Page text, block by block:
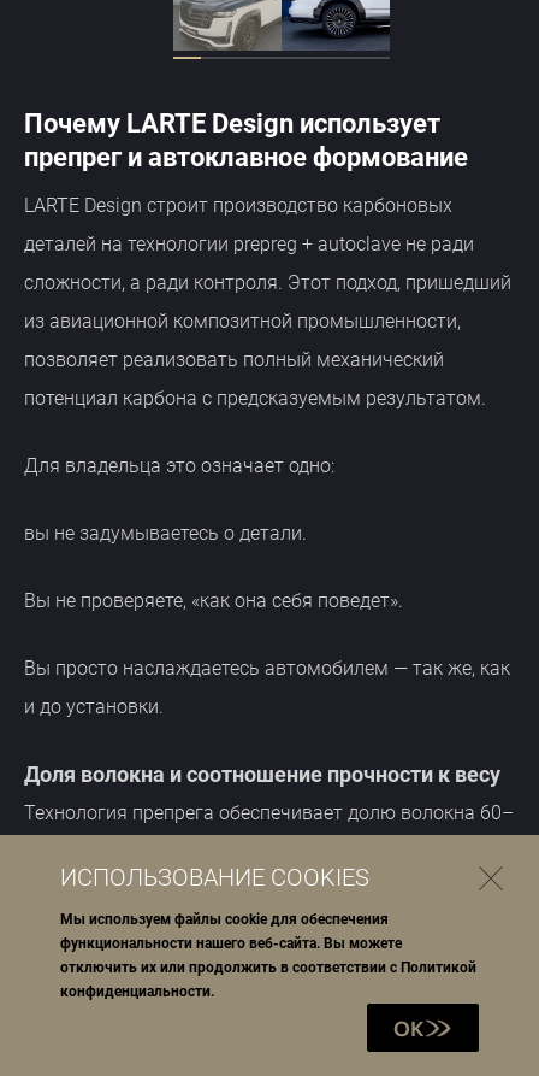
Почему LARTE Design использует
препрег и автоклавное формование
LARTE Design строит производство карбоновых
деталей на технологии prepreg + autoclave не ради
сложности, а ради контроля. Этот подход, пришедший
из авиационной композитной промышленности,
позволяет реализовать полный механический
потенциал карбона с предсказуемым результатом.
Для владельца это означает одно:
вы не задумываетесь о детали.
Вы не проверяете, «как она себя поведет».
Вы просто наслаждаетесь автомобилем — так же, как
и до установки.
Доля волокна и соотношение прочности к весу
Технология препрега обеспечивает долю волокна 60–
показатель составляет 45–55%. Более высокая
концентрация волокна напрямую повышает
соотношение прочности к весу, позволяя создавать
более легкие и жесткие детали, устойчивые к
ИСПОЛЬЗОВАНИЕ COOKIES
Мы используем файлы cookie для обеспечения
функциональности нашего веб-сайта. Вы можете
отключить их или продолжить в соответствии с Политикой
конфиденциальности.
OK